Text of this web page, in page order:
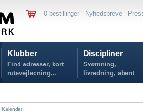
0 bestillinger Nyhedsbreve
Klubber
Find adresser, kort
rutevejledning...
Discipliner
Svømning,
livredning, åbent
vand...
Kalender